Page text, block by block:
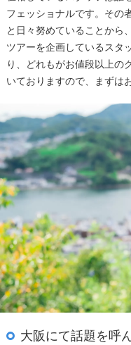
フェッショナルです。その
と日々努めていることから
ツアーを企画しているスタ
り、どれもがお値段以上の
いておりますので、まずは
大阪にて話題を呼